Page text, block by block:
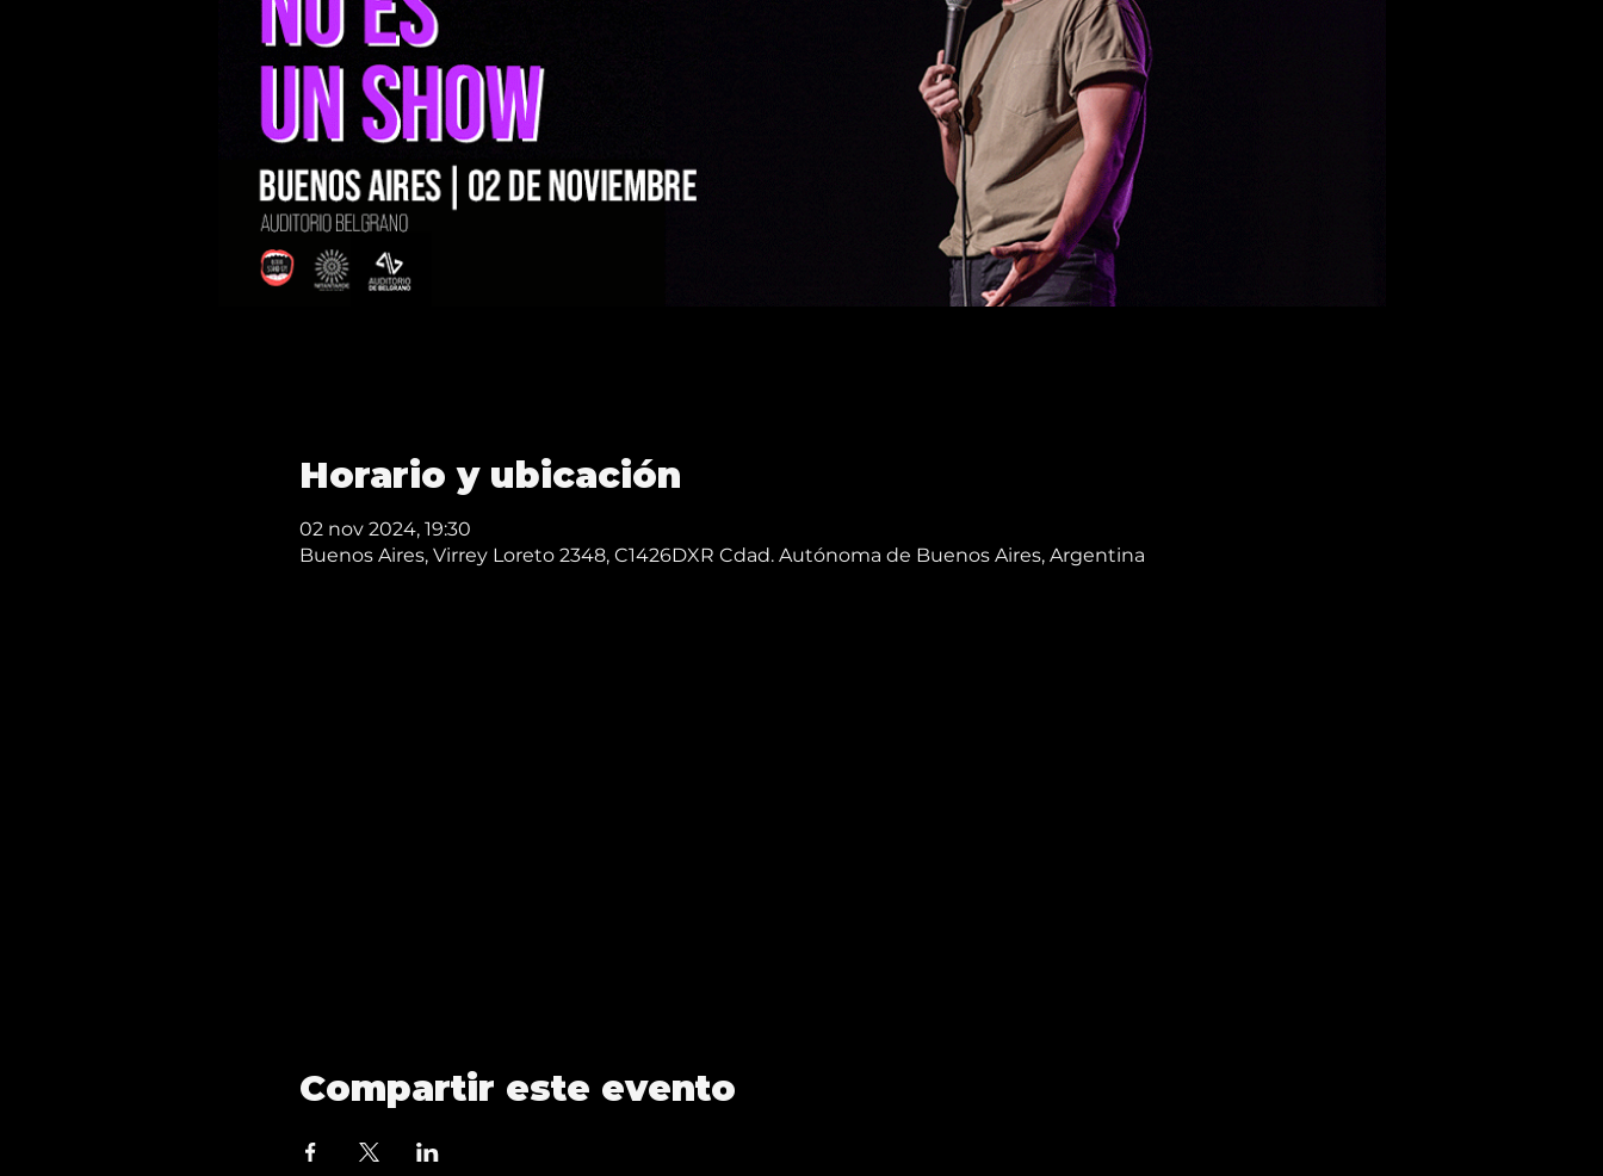
Horario y ubicación
02 nov 2024, 19:30
Buenos Aires, Virrey Loreto 2348, C1426DXR Cdad. Autónoma de Buenos Aires, Argentina
Compartir este evento